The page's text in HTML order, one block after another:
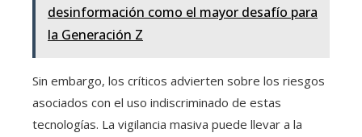
desinformación como el mayor desafío para
la Generación Z
Sin embargo, los críticos advierten sobre los riesgos
asociados con el uso indiscriminado de estas
tecnologías. La vigilancia masiva puede llevar a la